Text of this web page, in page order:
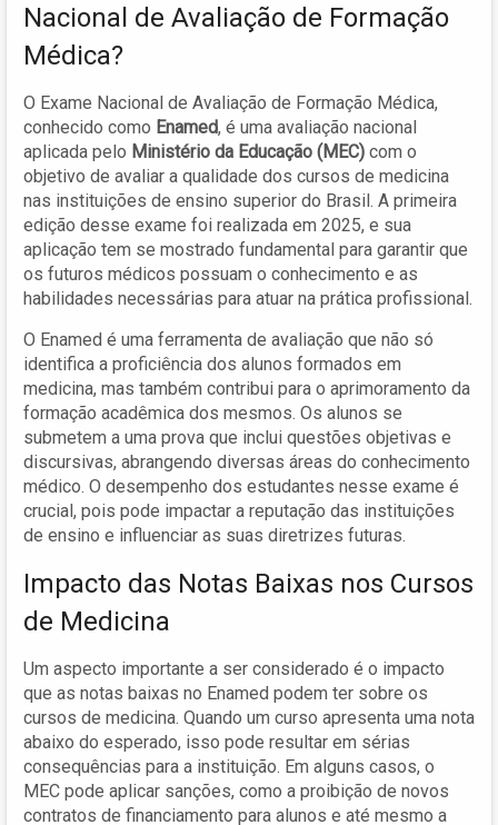
Nacional de Avaliação de Formação
Médica?
O Exame Nacional de Avaliação de Formação Médica,
conhecido como Enamed, é uma avaliação nacional
aplicada pelo Ministério da Educação (MEC) com o
objetivo de avaliar a qualidade dos cursos de medicina
nas instituições de ensino superior do Brasil. A primeira
edição desse exame foi realizada em 2025, e sua
aplicação tem se mostrado fundamental para garantir que
os futuros médicos possuam o conhecimento e as
habilidades necessárias para atuar na prática profissional.
O Enamed é uma ferramenta de avaliação que não só
identifica a proficiência dos alunos formados em
medicina, mas também contribui para o aprimoramento da
formação acadêmica dos mesmos. Os alunos se
submetem a uma prova que inclui questões objetivas e
discursivas, abrangendo diversas áreas do conhecimento
médico. O desempenho dos estudantes nesse exame é
crucial, pois pode impactar a reputação das instituições
de ensino e influenciar as suas diretrizes futuras.
Impacto das Notas Baixas nos Cursos
de Medicina
Um aspecto importante a ser considerado é o impacto
que as notas baixas no Enamed podem ter sobre os
cursos de medicina. Quando um curso apresenta uma nota
abaixo do esperado, isso pode resultar em sérias
consequências para a instituição. Em alguns casos, o
MEC pode aplicar sanções, como a proibição de novos
contratos de financiamento para alunos e até mesmo a